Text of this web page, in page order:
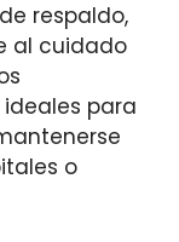
respaldo,
al cuidado
ideales para
o